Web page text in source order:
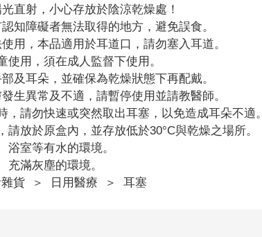
直射，小心存放於陰涼乾燥處！
知障礙者無法取得的地方，避免誤食。
用，本品適用於耳道口，請勿塞入耳道。
使用，須在成人監督下使用。
及耳朵，並確保為乾燥狀態下再配戴。
生異常及不適，請暫停使用並請教醫師。
，請勿快速或突然取出耳塞，以免造成耳朵不適。
請放於原盒內，並存放低於30°C與乾燥之場所。
浴室等有水的環境。
充滿灰塵的環境。
貨 ＞ 日用醫療 ＞ 耳塞